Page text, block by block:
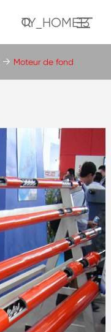
TY_HOME13
Moteur de fond